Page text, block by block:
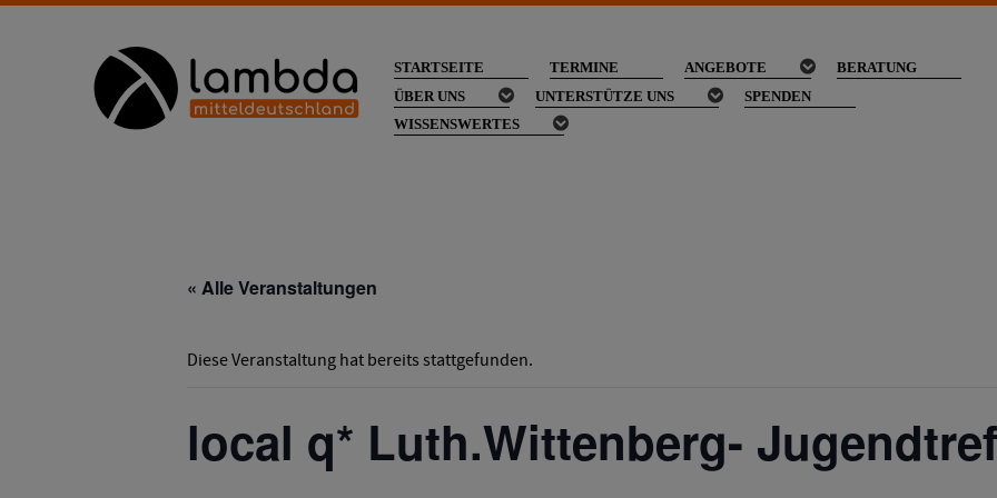
STARTSEITE TERMINE ANGEBOTE
BERATUNG
ÜBER UNS
UNTERSTÜTZE UNS
SPENDEN
WISSENSWERTES
« Alle Veranstaltungen
Diese Veranstaltung hat bereits stattgefunden.
local q* Luth.Wittenberg-